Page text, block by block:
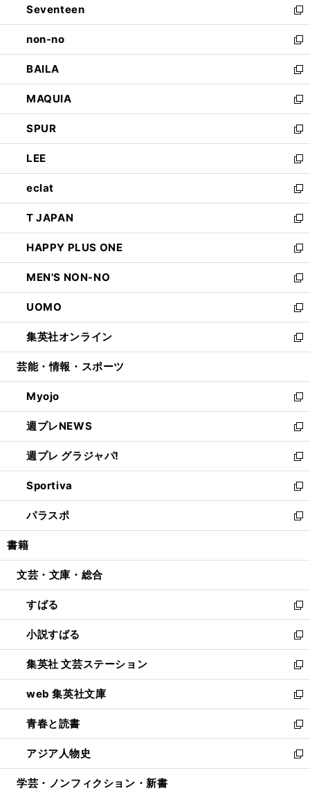
く
で
開
く
ド
ウ
で
開
く
Seventeen
新
し
い
ウ
ィ
ン
ド
ウ
で
開
く
non-no
新
し
い
ウ
ィ
ン
ド
ウ
で
開
く
BAILA
新
し
い
ウ
ィ
ン
ド
ウ
で
開
く
MAQUIA
新
し
い
ウ
ィ
ン
ド
ウ
で
開
く
SPUR
新
し
い
ウ
ィ
ン
ド
ウ
で
開
く
LEE
新
し
い
ウ
ィ
ン
ド
ウ
で
開
く
eclat
新
し
い
ウ
ィ
ン
ド
ウ
で
開
く
T JAPAN
新
し
い
ウ
ィ
ン
ド
ウ
で
開
HAPPY PLUS ONE
新
し
い
ウ
ィ
ン
ド
ウ
開
く
MEN'S NON-NO
新
し
い
ウ
ィ
ン
ウ
で
開
く
UOMO
新
し
い
ウ
ン
ド
ウ
で
開
く
集英社オンライン
新
し
ウ
ィ
ン
ド
ウ
で
開
く
芸能・情報・スポーツ
Myojo
新
し
い
ウ
ィ
ン
ド
ウ
で
開
週プレNEWS
新
し
い
ウ
ィ
ン
ド
ウ
開
週プレ グラジャパ!
新
し
い
ウ
ィ
ン
ウ
開
く
Sportiva
新
し
い
ウ
ン
ウ
で
開
く
パラスポ
新
し
ウ
ン
ド
ウ
で
開
く
書籍
文芸・文庫・総合
すばる
新
し
い
ウ
ィ
ン
ド
ウ
で
開
く
小説すばる
新
し
い
ウ
ィ
ン
ド
ウ
で
開
集英社 文芸ステーション
新
し
い
ウ
ィ
ン
ド
ウ
web 集英社文庫
新
し
い
ウ
ィ
ン
青春と読書
新
し
い
ウ
アジア人物史
新
し
学芸・ノンフィクション・新書